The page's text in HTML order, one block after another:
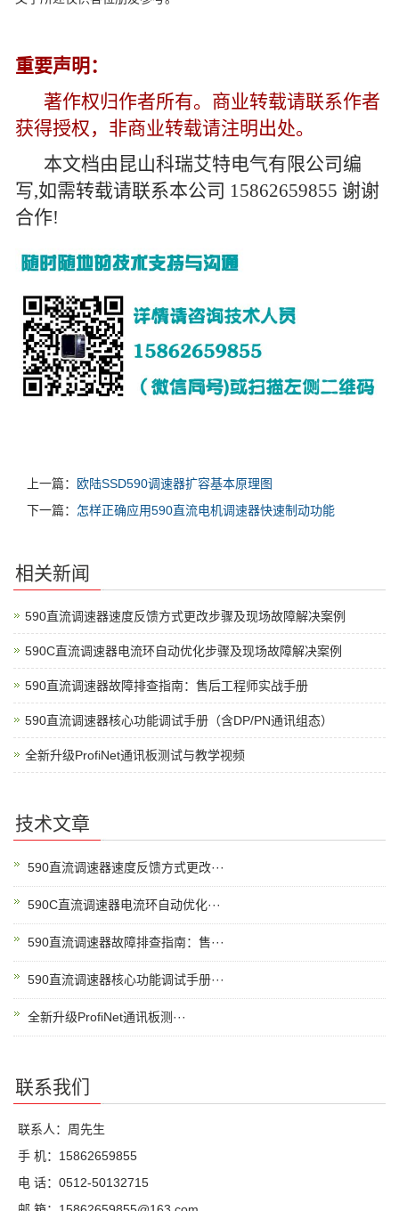
重要声明：
著作权归作者所有。商业转载请联系作者
获得授权，非商业转载请注明出处。
本文档由昆山科瑞艾特电气有限公司编
写,如需转载请联系本公司 15862659855 谢谢
合作!
上一篇：
欧陆SSD590调速器扩容基本原理图
下一篇： 怎样正确应用590直流电机调速器快速制动功能
相关新闻
590直流调速器速度反馈方式更改步骤及现场故障解决案例
590C直流调速器电流环自动优化步骤及现场故障解决案例
590直流调速器故障排查指南：售后工程师实战手册
590直流调速器核心功能调试手册（含DP/PN通讯组态）
全新升级ProfiNet通讯板测试与教学视频
技术文章
590直流调速器速度反馈方式更改···
590C直流调速器电流环自动优化···
590直流调速器故障排查指南：售···
590直流调速器核心功能调试手册···
全新升级ProfiNet通讯板测···
联系我们
联系人：周先生
手 机：15862659855
电 话：0512-50132715